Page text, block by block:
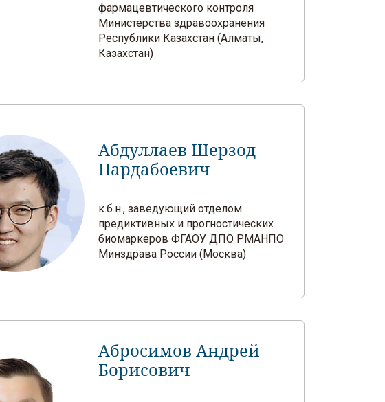
фармацевтического контроля
Министерства здравоохранения
Республики Казахстан (Алматы,
Казахстан)
Абдуллаев Шерзод
Пардабоевич
к.б.н., заведующий отделом
предиктивных и прогностических
биомаркеров ФГАОУ ДПО РМАНПО
Минздрава России (Москва)
Абросимов Андрей
Борисович